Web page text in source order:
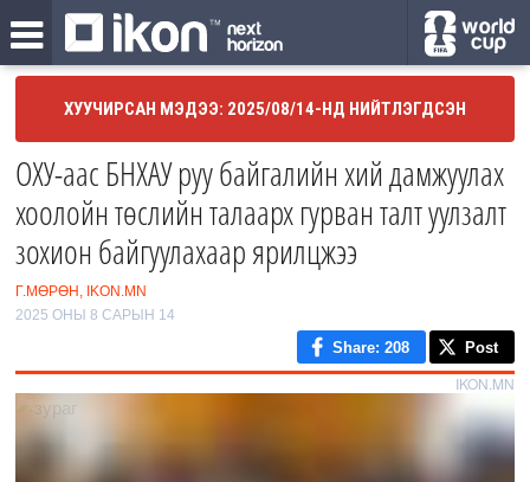
ХУУЧИРСАН МЭДЭЭ: 2025/08/14-НД НИЙТЛЭГДСЭН
ОХУ-аас БНХАУ руу байгалийн хий дамжуулах
хоолойн төслийн талаарх гурван талт уулзалт
зохион байгуулахаар ярилцжээ
Г.МӨРӨН, IKON.MN
2025 ОНЫ 8 САРЫН 14
Share: 208 Post
IKON.MN